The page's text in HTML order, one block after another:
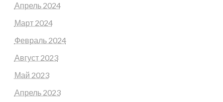
Апрель 2024
Март 2024
Февраль 2024
Август 2023
Май 2023
Апрель 2023